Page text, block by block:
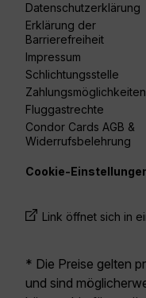
Datenschutzerklärung
Erklärung der
Barrierefreiheit
Impressum
Schlichtungsstelle
Zahlungsmöglichkeiten
Fluggastrechte
Condor Cards AGB &
Widerrufsbelehrung
Cookie-
Link öffnet sich in
* Die Preise gelten
und sind